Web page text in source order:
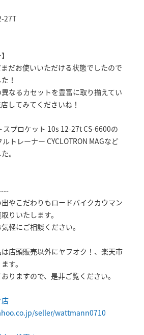
27T
だお使いいただける状態でしたので
！
なるカセットを豊富に取り揃えてい
してみてくださいね！
スプロケット 10s 12-27t CS-6600の
トレーナー CYCLOTRON MAGなど
。
やこだわりもロードバイクカウマン
りいたします。
軽にご相談ください。
店頭販売以外にヤフオク！、楽天市
す。
りますので、是非ご覧ください。
seller/wattmann0710